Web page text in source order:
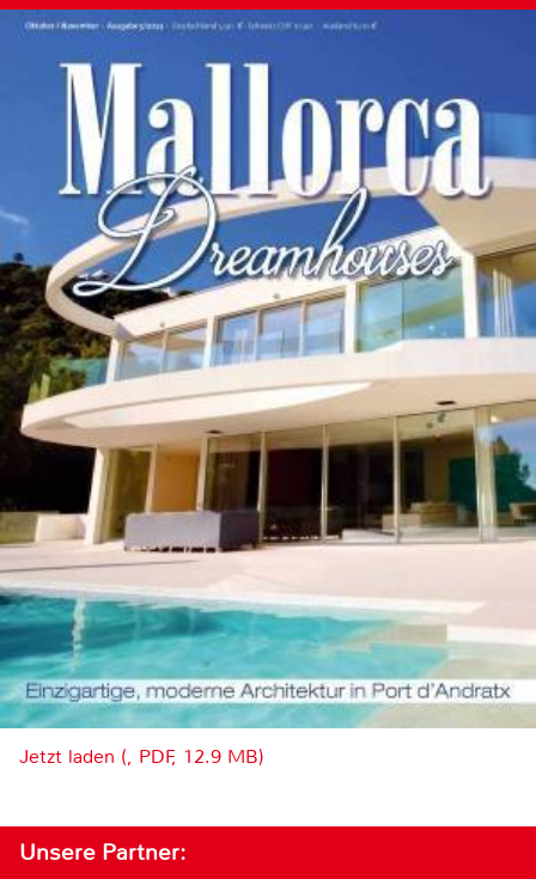
Jetzt laden (, PDF, 12.9 MB)
Unsere Partner: